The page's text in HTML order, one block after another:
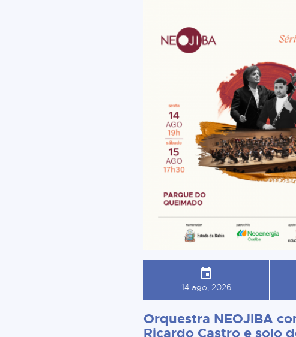
14 ago, 2026
Orquestra NEOJIBA
Ricardo Castro e solo